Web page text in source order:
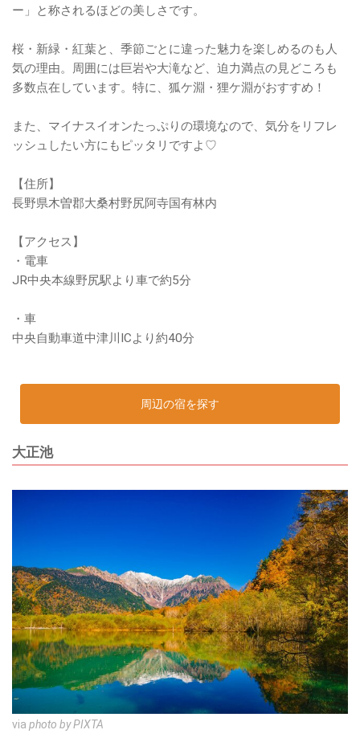
ー」と称されるほどの美しさです。
桜・新緑・紅葉と、季節ごとに違った魅力を楽しめるのも人
気の理由。周囲には巨岩や大滝など、迫力満点の見どころも
多数点在しています。特に、狐ケ淵・狸ケ淵がおすすめ！
また、マイナスイオンたっぷりの環境なので、気分をリフレ
ッシュしたい方にもピッタリですよ♡
【住所】
長野県木曽郡大桑村野尻阿寺国有林内
【アクセス】
・電車
JR中央本線野尻駅より車で約5分
・車
中央自動車道中津川ICより約40分
周辺の宿を探す
大正池
via photo by PIXTA